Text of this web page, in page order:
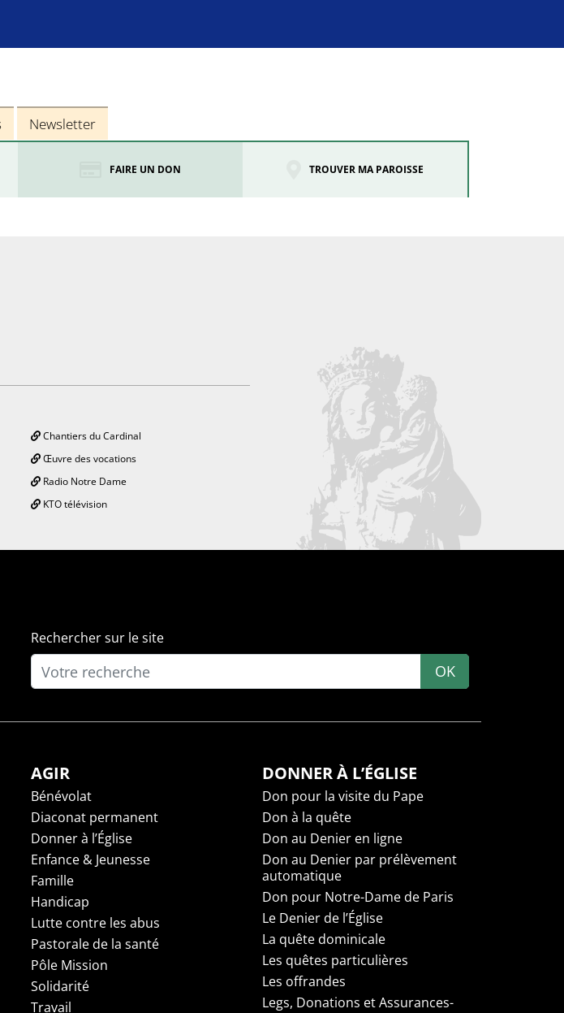
Newsletter
FAIRE UN DON TROUVER MA PAROISSE
Chantiers du Cardinal
Œuvre des vocations
Radio Notre Dame
KTO télévision
Rechercher sur le site
OK
AGIR
Bénévolat
Diaconat permanent
Donner à l’Église
Enfance & Jeunesse
Famille
Handicap
Lutte contre les abus
Pastorale de la santé
Pôle Mission
Solidarité
Travail
DONNER À L’ÉGLISE
Don pour la visite du Pape
Don à la quête
Don au Denier en ligne
Don au Denier par prélèvement
automatique
Don pour Notre-Dame de Paris
Le Denier de l’Église
La quête dominicale
Les quêtes particulières
Les offrandes
Legs, Donations et Assurances-